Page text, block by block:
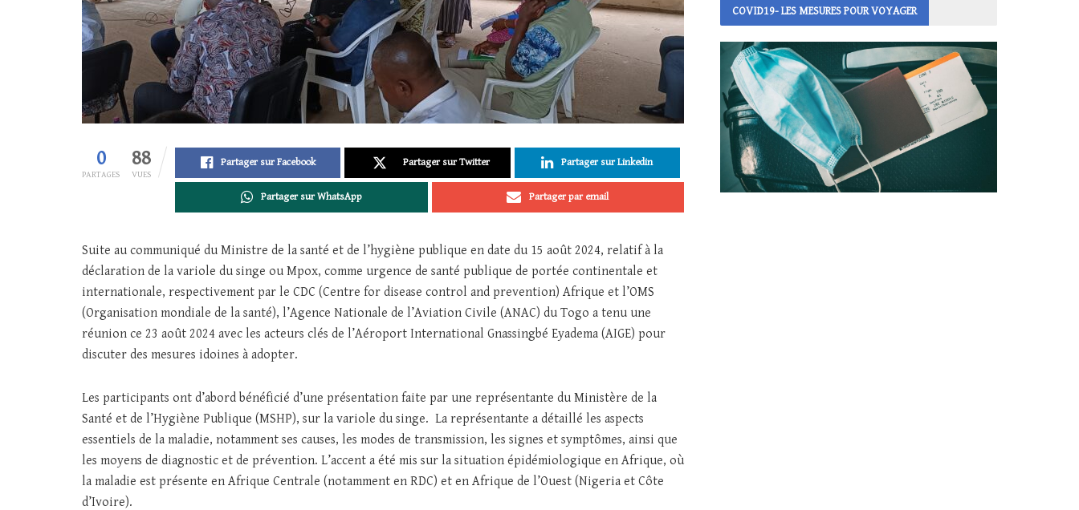
0
PARTAGES
88
VUES
Partager sur Facebook Partager sur Twitter Partager sur Linkedin
Partager sur WhatsApp Partager par email
Suite au communiqué du Ministre de la santé et de l’hygiène publique en date du 15 août 2024, relatif à la
déclaration de la variole du singe ou Mpox, comme urgence de santé publique de portée continentale et
internationale, respectivement par le CDC (Centre for disease control and prevention) Afrique et l’OMS
(Organisation mondiale de la santé), l’Agence Nationale de l’Aviation Civile (ANAC) du Togo a tenu une
réunion ce 23 août 2024 avec les acteurs clés de l’Aéroport International Gnassingbé Eyadema (AIGE) pour
discuter des mesures idoines à adopter.
Les participants ont d’abord bénéficié d’une présentation faite par une représentante du Ministère de la
Santé et de l’Hygiène Publique (MSHP), sur la variole du singe. La représentante a détaillé les aspects
essentiels de la maladie, notamment ses causes, les modes de transmission, les signes et symptômes, ainsi que
les moyens de diagnostic et de prévention. L’accent a été mis sur la situation épidémiologique en Afrique, où
la maladie est présente en Afrique Centrale (notamment en RDC) et en Afrique de l’Ouest (Nigeria et Côte
d’Ivoire).
COVID19- LES MESURES POUR VOYAGER